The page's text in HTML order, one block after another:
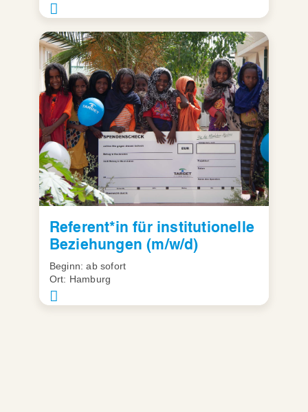
Referent*in für institutionelle
Beziehungen (m/w/d)
Beginn: ab sofort
Ort: Hamburg